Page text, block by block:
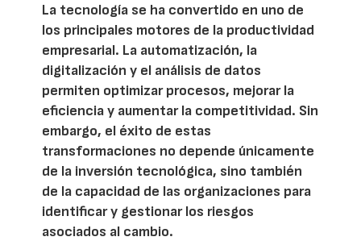
La tecnología se ha convertido en uno de
los principales motores de la productividad
empresarial. La automatización, la
digitalización y el análisis de datos
permiten optimizar procesos, mejorar la
eficiencia y aumentar la competitividad. Sin
embargo, el éxito de estas
transformaciones no depende únicamente
de la inversión tecnológica, sino también
de la capacidad de las organizaciones para
identificar y gestionar los riesgos
asociados al cambio.